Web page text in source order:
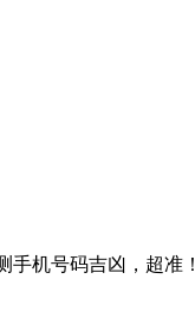
机号码吉凶，超准！